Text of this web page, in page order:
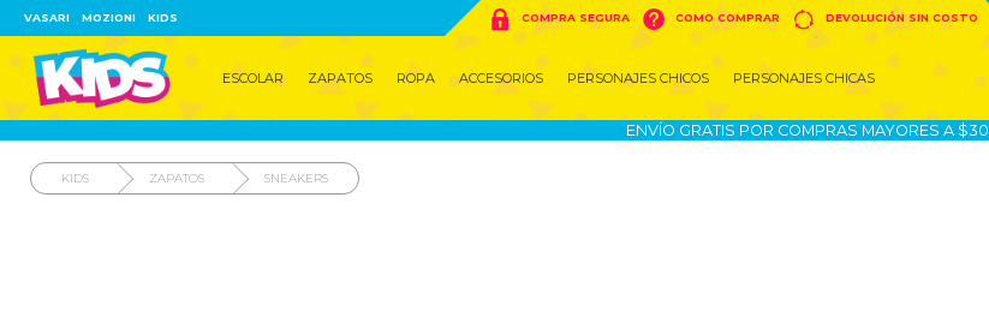
VASARI MOZIONI KIDS  COMPRA SEGURA  COMO COMPRAR  DEVOLUCIÓN SIN COSTO
ESCOLAR ZAPATOS ROPA ACCESORIOS PERSONAJES CHICOS PERSONAJES CHICAS
ENVÍO GRATIS POR COMPRAS MAYORES A $30
KIDS ZAPATOS SNEAKERS